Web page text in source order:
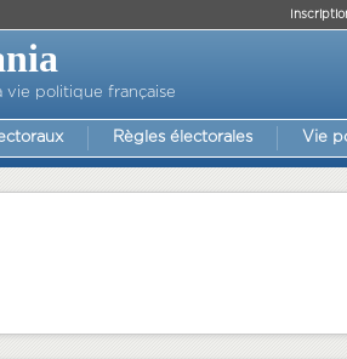
vie politique française
Règles électorales Vie